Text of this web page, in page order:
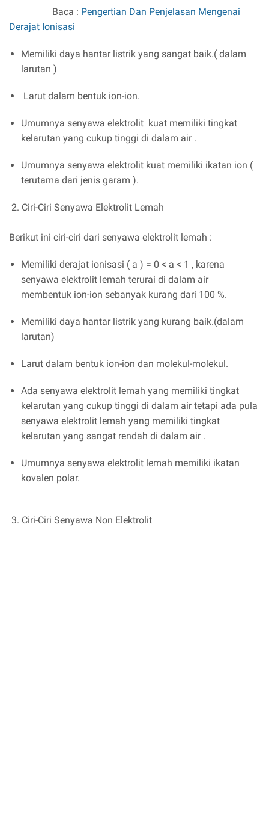
Baca : Pengertian Dan Penjelasan Mengenai
Derajat Ionisasi
Memiliki daya hantar listrik yang sangat baik.( dalam
larutan )
Larut dalam bentuk ion-ion.
Umumnya senyawa elektrolit kuat memiliki tingkat
kelarutan yang cukup tinggi di dalam air .
Umumnya senyawa elektrolit kuat memiliki ikatan ion (
terutama dari jenis garam ).
2. Ciri-Ciri Senyawa Elektrolit Lemah
Berikut ini ciri-ciri dari senyawa elektrolit lemah :
Memiliki derajat ionisasi ( a ) = 0 < a < 1 , karena
senyawa elektrolit lemah terurai di dalam air
membentuk ion-ion sebanyak kurang dari 100 %.
Memiliki daya hantar listrik yang kurang baik.(dalam
larutan)
Larut dalam bentuk ion-ion dan molekul-molekul.
Ada senyawa elektrolit lemah yang memiliki tingkat
kelarutan yang cukup tinggi di dalam air tetapi ada pula
senyawa elektrolit lemah yang memiliki tingkat
kelarutan yang sangat rendah di dalam air .
Umumnya senyawa elektrolit lemah memiliki ikatan
kovalen polar.
3. Ciri-Ciri Senyawa Non Elektrolit